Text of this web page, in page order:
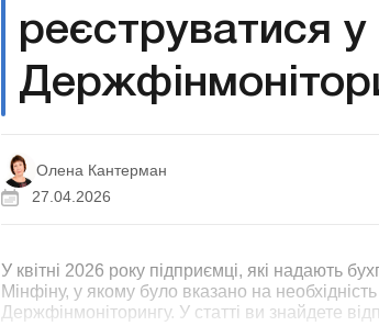
реєструватися у
Олена Кантерман
27.04.2026
У квітні 2026 року підприємці, які надають
Мінфіну, у якому було вказано на необхідність
Держфінмоніторингу. У статті ви знайдете